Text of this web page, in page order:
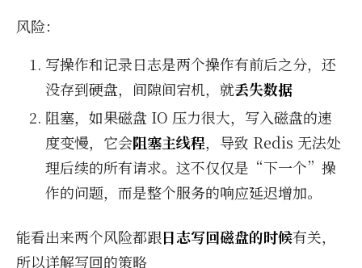
风险：
写操作和记录日志是两个操作有前后之分，还
没存到硬盘，间隙间宕机，就丢失数据
阻塞，如果磁盘 IO 压力很大，写入磁盘的速
度变慢，它会阻塞主线程，导致 Redis 无法处
理后续的所有请求。这不仅仅是“下一个”操
作的问题，而是整个服务的响应延迟增加。
能看出来两个风险都跟日志写回磁盘的时候有关，
所以详解写回的策略